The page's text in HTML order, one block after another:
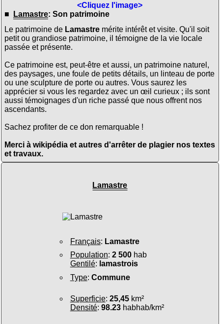
<Cliquez l'image>
■
Lamastre: Son patrimoine
Le patrimoine de Lamastremérite intérêt et visite. Qu'il soit
petit ou grandiose patrimoine, il témoigne de la vie locale
passée et présente.
Ce patrimoine est, peut-être et aussi, un patrimoine naturel,
des paysages, une foule de petits détails, un linteau de porte
ou une sculpture de porte ou autres. Vous saurez les
apprécier si vous les regardez avec un œil curieux ; ils sont
aussi témoignages d'un riche passé que nous offrent nos
ascendants.
Sachez profiter de ce don remarquable !
Merci à wikipédia et autres d'arrêter de plagier nos textes
et travaux.
Lamastre
Français: Lamastre
Population: 2 500hab
Gentilé: lamastrois
Type: Commune
Superficie: 25,45km²
Densité: 98.23habhab/km²